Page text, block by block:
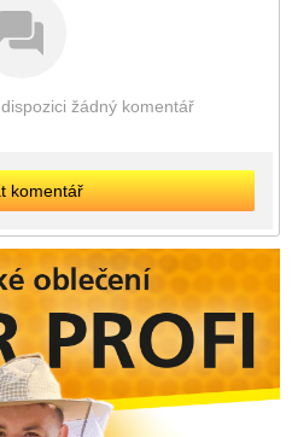
žádný komentář
komentář